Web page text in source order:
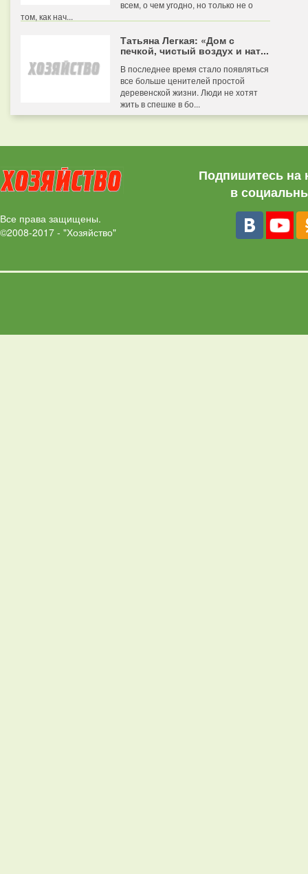
всем, о чем угодно, но только не о
том, как нач...
Татьяна Легкая: «Дом с
печкой, чистый воздух и нат...
В последнее время стало появляться
все больше ценителей простой
деревенской жизни. Люди не хотят
жить в спешке в бо...
Все права защищены.
©2008-2017 - "Хозяйство"
Подпишитесь на
в